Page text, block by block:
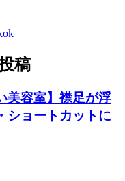
稿
美容室】襟足が浮
ショートカットに